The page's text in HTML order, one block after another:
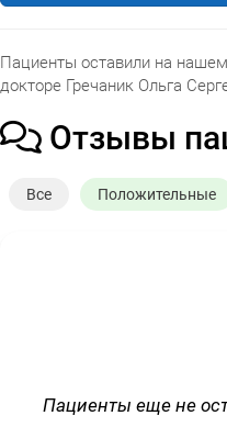
Пациенты оставили на
докторе Гречаник Ольга
Отзывы
Все Положительные
Пациенты еще не